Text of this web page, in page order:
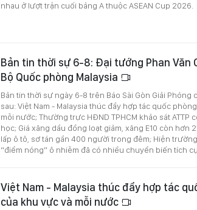
nhau ở lượt trận cuối bảng A thuộc ASEAN Cup 2026.
Bản tin thời sự 6-8: Đại tướng Phan Văn
Bộ Quốc phòng Malaysia
Bản tin thời sự ngày 6-8 trên Báo Sài Gòn Giải
sau: Việt Nam - Malaysia thúc đẩy hợp tác quốc
mỗi nước; Thường trực HĐND TPHCM khảo sát
học; Giá xăng dầu đồng loạt giảm, xăng E10 còn hơn
lấp ô tô, sơ tán gần 400 người trong đêm; Hiện
“điểm nóng” ô nhiễm đã có nhiều chuyển biến tích
Việt Nam - Malaysia thúc đẩy hợp tác
của khu vực và mỗi nước